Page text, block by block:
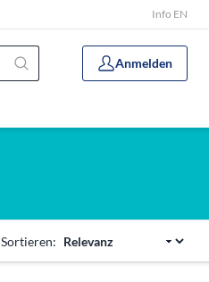
Info EN
Anmelden
Sortieren: